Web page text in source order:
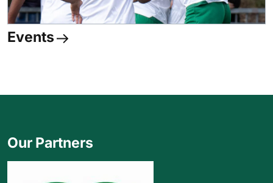
Events
Our Partners